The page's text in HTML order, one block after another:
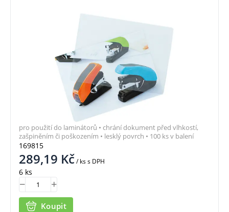
169815
289,19 Kč/ kss DPH
6 ks
Koupit
pro použití do laminátorů • chrání dokument před vlhkostí,
zašpiněním či poškozením • lesklý povrch • 100 ks v balení